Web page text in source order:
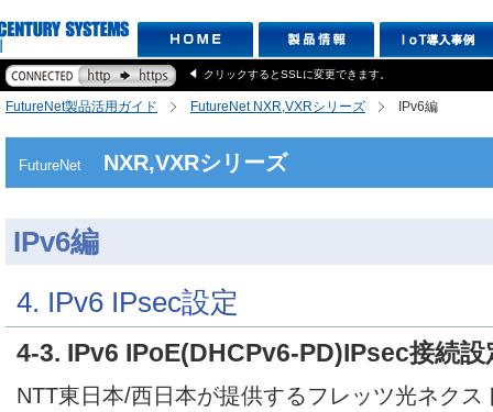
クリックするとSSLに変更できます。
FutureNet製品活用ガイド FutureNet NXR,VXRシリーズ IPv6編
FutureNet NXR,VXRシリーズ
IPv6編
4. IPv6 IPsec設定
4-3. IPv6 IPoE(DHCPv6-PD)IPsec接続設
NTT東日本/西日本が提供するフレッツ光ネク